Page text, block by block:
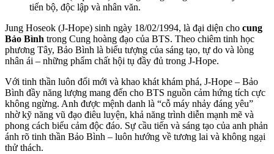
tiến bộ, độc lập và nhân văn.
Jung Hoseok (J-Hope) sinh ngày 18/02/1994, là đại diện cho cung
Bảo Bình trong Cung hoàng đạo của BTS. Theo chiêm tinh học
phương Tây, Bảo Bình là biểu tượng của sáng tạo, tự do và lòng
nhân ái – những phẩm chất hội tụ đầy đủ trong J-Hope.
Với tinh thần luôn đổi mới và khao khát khám phá, J-Hope – Bảo
Bình đầy năng lượng mang đến cho BTS nguồn cảm hứng tích cực
không ngừng. Anh được mệnh danh là “cỗ máy nhảy đáng yêu”
nhờ kỹ năng vũ đạo điêu luyện, khả năng trình diễn mạnh mẽ và
phong cách biểu cảm độc đáo. Sự cầu tiến và sáng tạo của anh phản
ánh rõ tinh thần Bảo Bình – luôn hướng về tương lai và không ngại
thử thách.